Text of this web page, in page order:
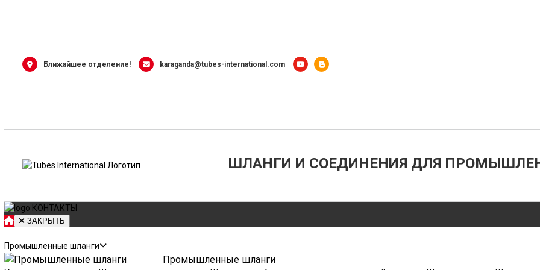
Ближайшее отделение! karaganda@tubes-international.com
ШЛАНГИ И СОЕДИНЕНИЯ ДЛЯ
КОНТАКТЫ
Промышленные шланги
Промышленные шланги
ЗАКРЫТЬ